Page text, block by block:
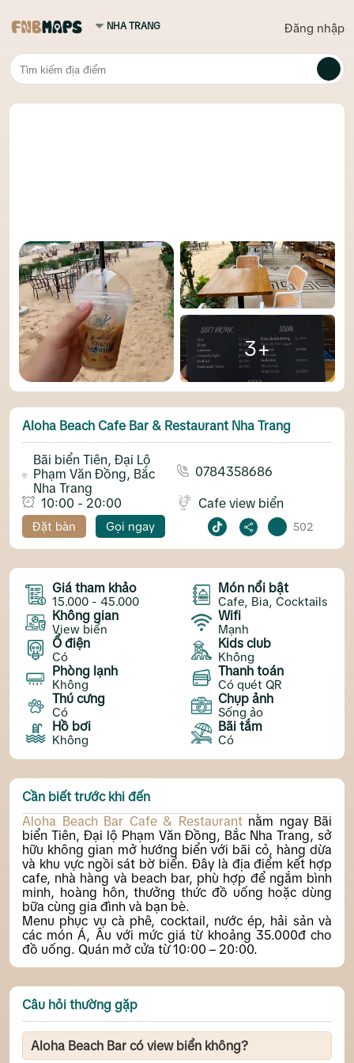
Đăng nhập
3+
Aloha Beach Cafe Bar & Restaurant Nha Trang
Bãi biển Tiên, Đại Lộ
Phạm Văn Đồng, Bắc
Nha Trang
0784358686
10:00 - 20:00 Cafe view biển
Đặt bàn Gọi ngay 502
Giá tham khảo
15.000 - 45.000
Món nổi bật
Cafe, Bia, Cocktails
Không gian
View biển
Wifi
Mạnh
Ổ điện
Có
Kids club
Không
Phòng lạnh
Không
Thanh toán
Có quét QR
Thú cưng
Có
Chụp ảnh
Sống ảo
Hồ bơi
Không
Bãi tắm
Có
Cần biết trước khi đến
Aloha Beach Bar Cafe & Restaurantnằm ngay Bãi
biển Tiên, Đại lộ Phạm Văn Đồng, Bắc Nha Trang, sở
hữu không gian mở hướng biển với bãi cỏ, hàng dừa
và khu vực ngồi sát bờ biển. Đây là địa điểm kết hợp
cafe, nhà hàng và beach bar, phù hợp để ngắm bình
minh, hoàng hôn, thưởng thức đồ uống hoặc dùng
bữa cùng gia đình và bạn bè.
Menu phục vụ cà phê, cocktail, nước ép, hải sản và
các món Á, Âu với mức giá từ khoảng 35.000đ cho
đồ uống. Quán mở cửa từ 10:00 – 20:00.
Câu hỏi thường gặp
Aloha Beach Bar có view biển không?